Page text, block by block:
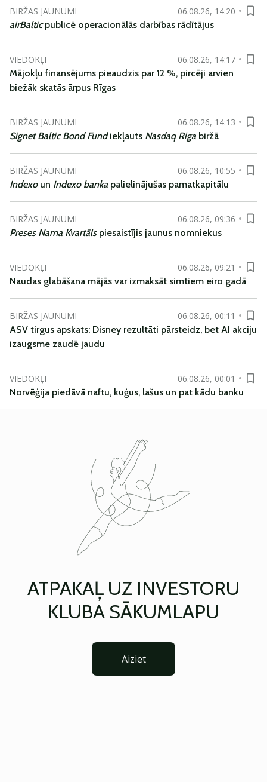
BIRŽAS JAUNUMI
06.08.26, 14:20
airBalticpublicē operacionālās darbības rādītājus
VIEDOKĻI
06.08.26, 14:17
Mājokļu finansējums pieaudzis par 12 %, pircēji arvien
biežāk skatās ārpus Rīgas
BIRŽAS JAUNUMI
06.08.26, 14:13
Signet Baltic Bond Fundiekļauts Nasdaq Riga biržā
BIRŽAS JAUNUMI
06.08.26, 10:55
Indexoun Indexo banka palielinājušas pamatkapitālu
BIRŽAS JAUNUMI
06.08.26, 09:36
Preses Nama Kvartāls piesaistījis jaunus nomniekus
VIEDOKĻI
06.08.26, 09:21
Naudas glabāšana mājās var izmaksāt simtiem eiro gadā
BIRŽAS JAUNUMI
06.08.26, 00:11
ASV tirgus apskats: Disney rezultāti pārsteidz, bet AI akciju
izaugsme zaudē jaudu
VIEDOKĻI
06.08.26, 00:01
Norvēģija piedāvā naftu, kuģus, lašus un pat kādu banku
ATPAKAĻ UZ INVESTORU
KLUBA SĀKUMLAPU
Aiziet